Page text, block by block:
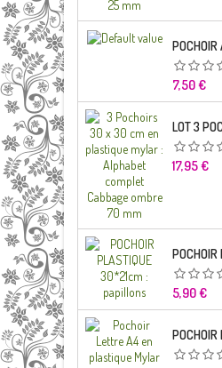
Prix
7,50 €
Prix
17,95 €
Prix
5,90 €